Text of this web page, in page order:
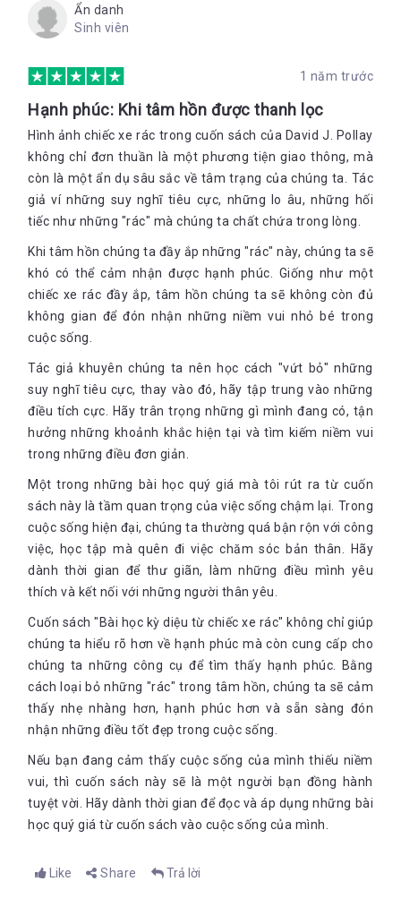
Ẩn danh
Sinh viên
1 năm trước
Hạnh phúc: Khi tâm hồn được thanh lọc
Hình ảnh chiếc xe rác trong cuốn sách của David J. Pollay
không chỉ đơn thuần là một phương tiện giao thông, mà
còn là một ẩn dụ sâu sắc về tâm trạng của chúng ta. Tác
giả ví những suy nghĩ tiêu cực, những lo âu, những hối
tiếc như những "rác" mà chúng ta chất chứa trong lòng.
Khi tâm hồn chúng ta đầy ắp những "rác" này, chúng ta sẽ
khó có thể cảm nhận được hạnh phúc. Giống như một
chiếc xe rác đầy ắp, tâm hồn chúng ta sẽ không còn đủ
không gian để đón nhận những niềm vui nhỏ bé trong
cuộc sống.
Tác giả khuyên chúng ta nên học cách "vứt bỏ" những
suy nghĩ tiêu cực, thay vào đó, hãy tập trung vào những
điều tích cực. Hãy trân trọng những gì mình đang có, tận
hưởng những khoảnh khắc hiện tại và tìm kiếm niềm vui
trong những điều đơn giản.
Một trong những bài học quý giá mà tôi rút ra từ cuốn
sách này là tầm quan trọng của việc sống chậm lại. Trong
cuộc sống hiện đại, chúng ta thường quá bận rộn với công
việc, học tập mà quên đi việc chăm sóc bản thân. Hãy
dành thời gian để thư giãn, làm những điều mình yêu
thích và kết nối với những người thân yêu.
Cuốn sách "Bài học kỳ diệu từ chiếc xe rác" không chỉ giúp
chúng ta hiểu rõ hơn về hạnh phúc mà còn cung cấp cho
chúng ta những công cụ để tìm thấy hạnh phúc. Bằng
cách loại bỏ những "rác" trong tâm hồn, chúng ta sẽ cảm
thấy nhẹ nhàng hơn, hạnh phúc hơn và sẵn sàng đón
nhận những điều tốt đẹp trong cuộc sống.
Nếu bạn đang cảm thấy cuộc sống của mình thiếu niềm
vui, thì cuốn sách này sẽ là một người bạn đồng hành
tuyệt vời. Hãy dành thời gian để đọc và áp dụng những bài
học quý giá từ cuốn sách vào cuộc sống của mình.
Like Share Trả lời